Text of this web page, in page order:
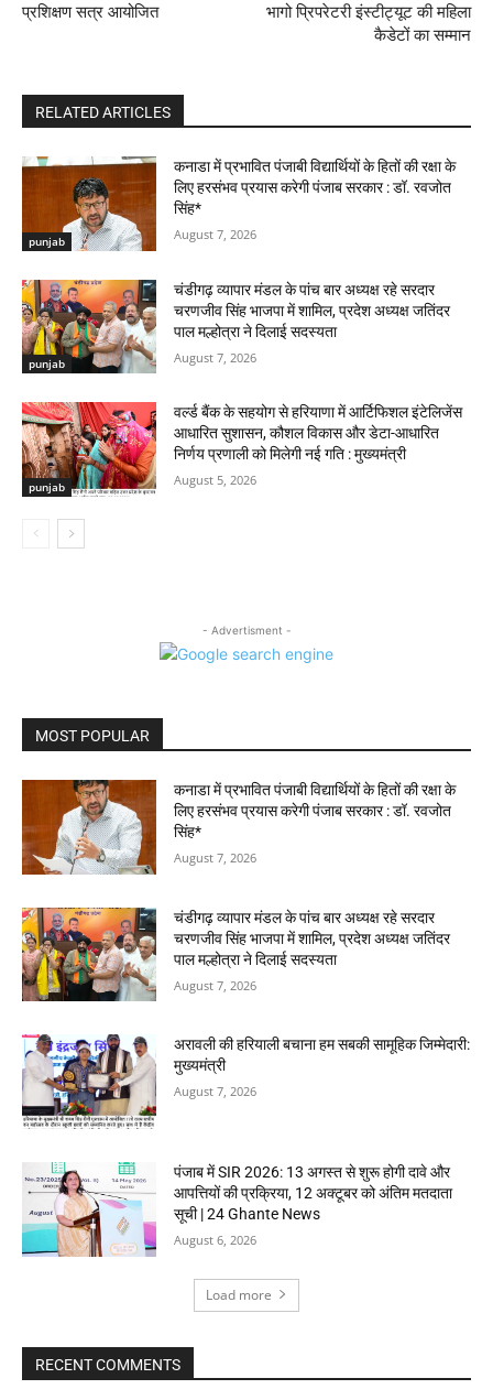
प्रशिक्षण सत्र आयोजित
भागो प्रिपरेटरी इंस्टीट्यूट की महिला
कैडेटों का सम्मान
RELATED ARTICLES
punjab
कनाडा में प्रभावित पंजाबी विद्यार्थियों के हितों की रक्षा के
लिए हरसंभव प्रयास करेगी पंजाब सरकार : डॉ. रवजोत
सिंह*
August 7, 2026
punjab
चंडीगढ़ व्यापार मंडल के पांच बार अध्यक्ष रहे सरदार
चरणजीव सिंह भाजपा में शामिल, प्रदेश अध्यक्ष जतिंदर
पाल मल्होत्रा ने दिलाई सदस्यता
August 7, 2026
punjab
वर्ल्ड बैंक के सहयोग से हरियाणा में आर्टिफिशल इंटेलिजेंस
आधारित सुशासन, कौशल विकास और डेटा-आधारित
निर्णय प्रणाली को मिलेगी नई गति : मुख्यमंत्री
August 5, 2026
- Advertisment -
MOST POPULAR
कनाडा में प्रभावित पंजाबी विद्यार्थियों के हितों की रक्षा के
लिए हरसंभव प्रयास करेगी पंजाब सरकार : डॉ. रवजोत
सिंह*
August 7, 2026
चंडीगढ़ व्यापार मंडल के पांच बार अध्यक्ष रहे सरदार
चरणजीव सिंह भाजपा में शामिल, प्रदेश अध्यक्ष जतिंदर
पाल मल्होत्रा ने दिलाई सदस्यता
August 7, 2026
अरावली की हरियाली बचाना हम सबकी सामूहिक जिम्मेदारी:
मुख्यमंत्री
August 7, 2026
पंजाब में SIR 2026: 13 अगस्त से शुरू होगी दावे और
आपत्तियों की प्रक्रिया, 12 अक्टूबर को अंतिम मतदाता
सूची | 24 Ghante News
August 6, 2026
Load more
RECENT COMMENTS